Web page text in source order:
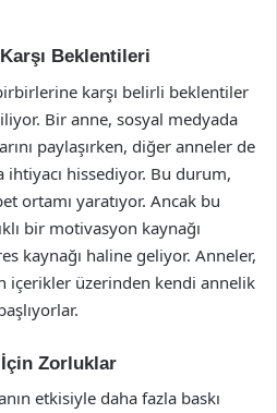
Beklentileri
karşı belirli beklentiler
Bir anne, sosyal medyada
paylaşırken, diğer anneler de
ihtiyacı hissediyor. Bu durum,
ortamı yaratıyor. Ancak bu
bir motivasyon kaynağı
kaynağı haline geliyor. Anneler,
içerikler üzerinden kendi annelik
Zorluklar
etkisiyle daha fazla baskı